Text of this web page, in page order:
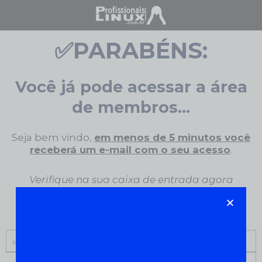
✅PARABÉNS:
Você já pode acessar a área
de membros...
Seja bem vindo, em menos de 5 minutos você
receberá um e-mail com o seu acesso.
Verifique na sua caixa de entrada agora
✅ PASSO 1: PROGRAMAÇÃO SHELL SCRIPT - START